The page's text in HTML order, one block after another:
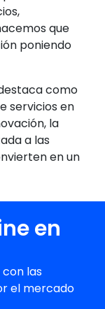
que
poniendo
como
servicios en
la
a las
en un
en
las
el mercado